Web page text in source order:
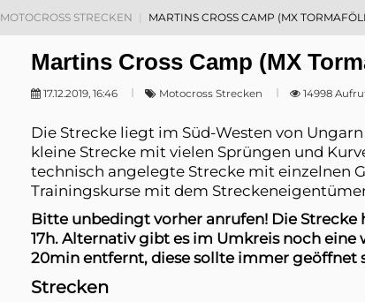
MOTOCROSS STRECKEN MARTINS CROSS CAMP (MX
Martins Cross Camp (MX
17.12.2019, 16:46 Motocross Strecken 14998
Die Strecke liegt im Süd-Westen von
kleine Strecke mit vielen Sprüngen und
technisch angelegte Strecke mit einzelnen
Trainingskurse mit dem
Bitte unbedingt vorher anrufen! Die
17h. Alternativ gibt es im Umkreis noch eine
20min entfernt, diese sollte immer geöffnet
Strecken